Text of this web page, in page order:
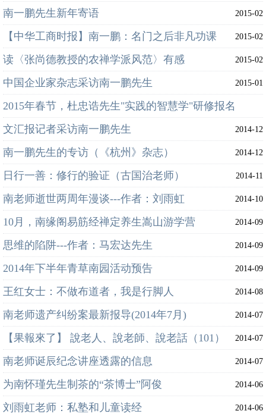
南一鹏先生新年寄语 2015-02
【中华工商时报】南一鹏：名门之后非凡功课 2015-02
读〈张尚德教授的农禅学派风范〉有感 2015-02
中国企业家杂志采访南一鹏先生 2015-01
2015年春节，杜忠诰先生"实践的智慧学"研修报名
2015-01
文汇报记者采访南一鹏先生 2014-12
南一鹏先生的专访（《杭州》杂志） 2014-12
日行一善：修行的验证（古国治老师） 2014-11
南老师逝世两周年漫谈---作者：刘雨虹 2014-10
10月，南缘阁易筋经禅定养生嵩山游学营 2014-09
思维的陷阱---作者：马宏达先生 2014-09
2014年下半年青草南园活动预告 2014-09
王红女士：不做布道者，我是行脚人 2014-08
南老师遗产纠纷案最新报导(2014年7月) 2014-07
【果報來了】 說老人、說老師、說老話（101） 2014-07
南老师诞辰纪念讲座透露的信息 2014-07
为南怀瑾先生制茶的“茶博士”阿俊 2014-06
刘雨虹老师：私塾和儿童读经 2014-06